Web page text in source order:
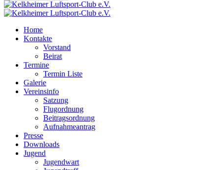
Home
Kontakte
Vorstand
Beirat
Termine
Termin Liste
Galerie
Vereinsinfo
Satzung
Flugordnung
Beitragsordnung
Aufnahmeantrag
Presse
Downloads
Jugend
Jugendwart